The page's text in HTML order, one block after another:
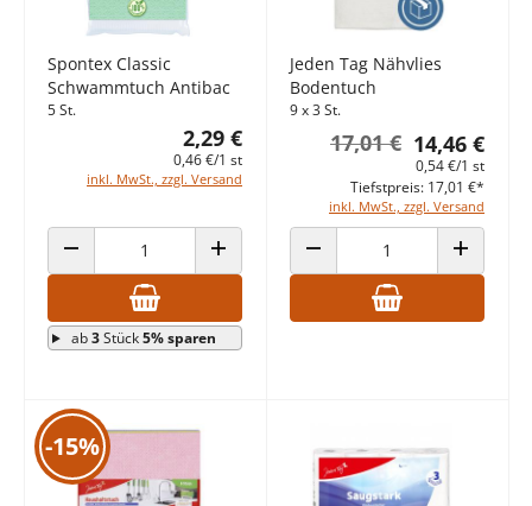
Spontex Classic
Schwammtuch Antibac
5 St.
2,29 €
0,46 €/1 st
inkl. MwSt., zzgl. Versand
ANZAHL VERRINGERN ANZAHL ERHÖHEN
ab3Stück5% sparen
Jeden Tag Nähvlies
Bodentuch
9 x 3 St.
14,46 €
17,01 €
0,54 €/1 st
inkl. MwSt., zzgl. Versand
Tiefstpreis: 17,01 €*
ANZAHL VERRINGERN ANZAHL
-15%